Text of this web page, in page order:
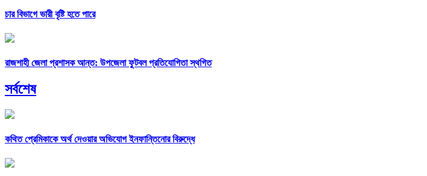
চার বিভাগে ভারী বৃষ্টি হতে পারে
রাজশাহী জেলা প্রশাসক আন্ত: উপজেলা ফুটবল প্রতিযোগিতা স্থগিত
সর্বশেষ
কথিত প্রেমিকাকে অর্থ দেওয়ার অভিযোগ ইনফান্তিনোর বিরুদ্ধে